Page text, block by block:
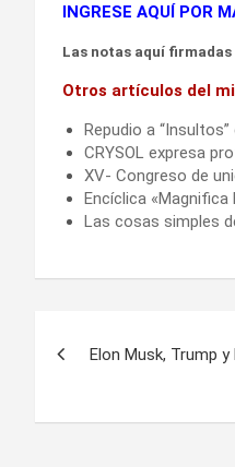
INGRESE AQUÍ POR
Las notas aquí
Otros artículos del
Repudio a
CRYSOL expresa
XV- Congreso de
Encíclica «Magnifica
Las cosas simples
entradas
Elon Musk, Trump